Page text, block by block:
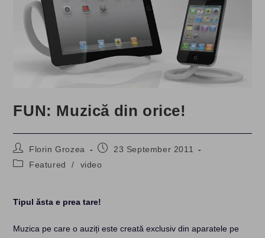
FUN: Muzică din orice!
Post
author:
Florin Grozea
Post23 September 2011
PostFeatured / video
Tipul ăsta e prea tare!
Muzica pe care o auziți este creată exclusiv din aparatele pe